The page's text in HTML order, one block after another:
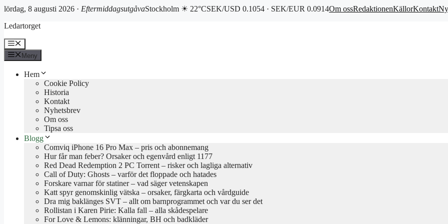
lördag, 8 augusti 2026 · EftermiddagsutgåvaStockholm ☀ 22°CSEK/USD 0.1054 · SEK/EUR 0.0914Om ossRedaktionenKällorKontakt
till
Ledartorget
Meny
Meny
Hem
Cookie Policy
Historia
Kontakt
Nyhetsbrev
Om oss
Tipsa oss
Blogg
Comviq iPhone 16 Pro Max – pris och abonnemang
Hur får man feber? Orsaker och egenvård enligt 1177
Red Dead Redemption 2 PC Torrent – risker och lagliga alternativ
Call of Duty: Ghosts – varför det floppade och hatades
Forskare varnar för statiner – vad säger vetenskapen
Katt spyr genomskinlig vätska – orsaker, färgkarta och vårdguide
Dra mig baklänges SVT – allt om barnprogrammet och var du ser det
Rollistan i Karen Pirie: Kalla fall – alla skådespelare
For Love & Lemons: klänningar, BH och badkläder